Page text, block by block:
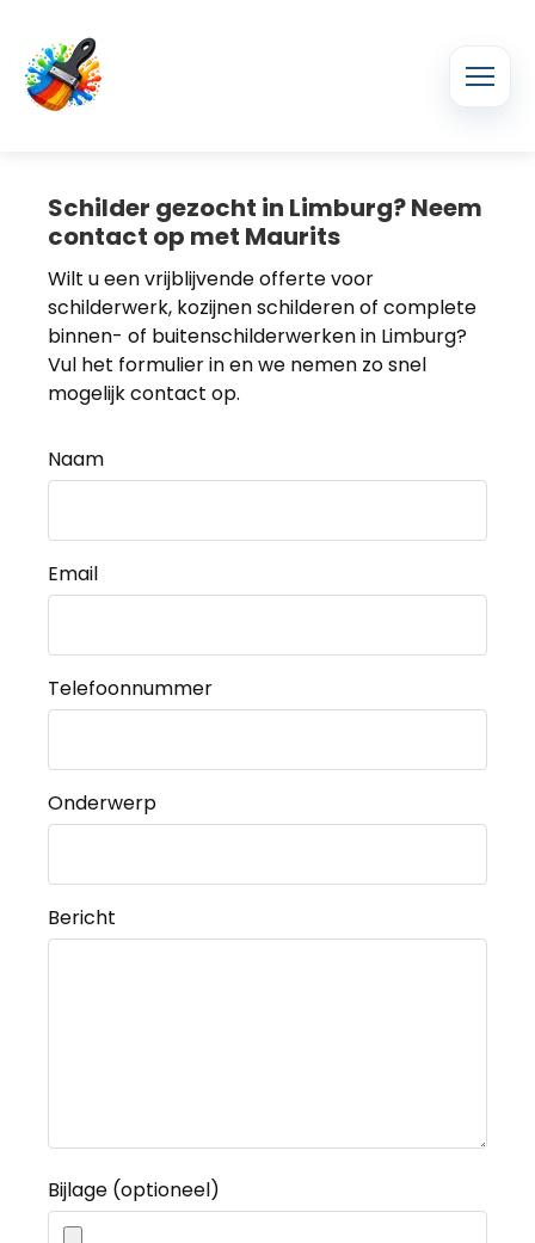
Schilder gezocht in Limburg? Neem
contact op met Maurits
Wilt u een vrijblijvende offerte voor
schilderwerk, kozijnen schilderen of complete
binnen- of buitenschilderwerken in Limburg?
Vul het formulier in en we nemen zo snel
mogelijk contact op.
Naam
Email
Telefoonnummer
Onderwerp
Bericht
Bijlage (optioneel)